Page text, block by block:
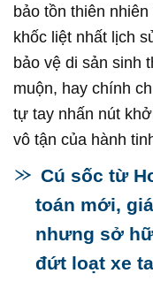
bảo tồn thiên
khốc liệt nhất lịch
bảo vệ di sản sinh
muộn, hay chính
tự tay nhấn nút
vô tận của hành
Cú sốc từ
toán mới,
nhưng sở
đứt loạt xe